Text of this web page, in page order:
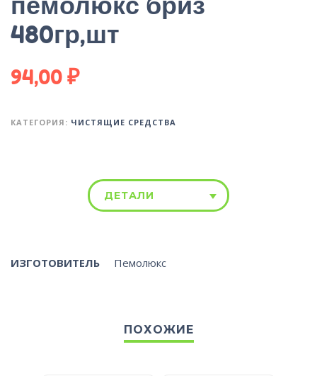
480гр,шт
94,00₽
КАТЕГОРИЯ: ЧИСТЯЩИЕ СРЕДСТВА
ДЕТАЛИ
ИЗГОТОВИТЕЛЬ Пемолюкс
ПОХОЖИЕ